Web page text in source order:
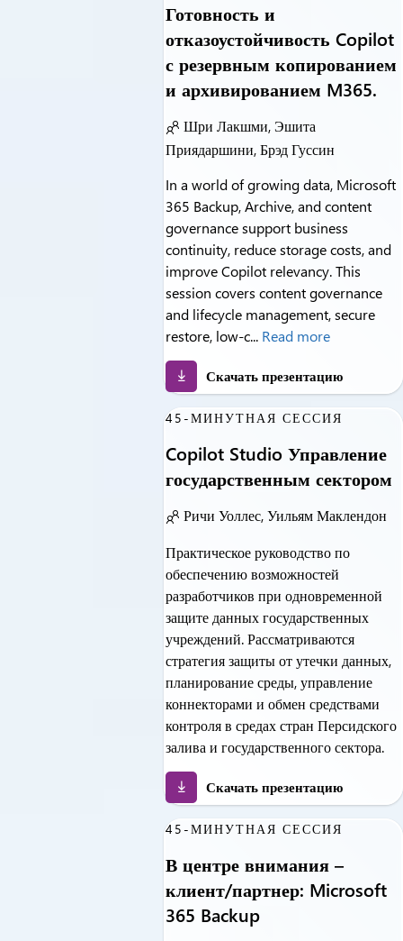
Готовность и
отказоустойчивость Copilot
с резервным копированием
и архивированием M365.
Шри Лакшми, Эшита
Приядаршини, Брэд Гуссин
In a world of growing data, Microsoft
365 Backup, Archive, and content
governance support business
continuity, reduce storage costs, and
improve Copilot relevancy. This
session covers content governance
and lifecycle management, secure
restore, low-c... Read more
Скачать презентацию
45-МИНУТНАЯ СЕССИЯ
Copilot Studio Управление
государственным сектором
Ричи Уоллес, Уильям Маклендон
Практическое руководство по
обеспечению возможностей
разработчиков при одновременной
защите данных государственных
учреждений. Рассматриваются
стратегия защиты от утечки данных,
планирование среды, управление
коннекторами и обмен средствами
контроля в средах стран Персидского
залива и государственного сектора.
Скачать презентацию
45-МИНУТНАЯ СЕССИЯ
В центре внимания –
клиент/партнер: Microsoft
365 Backup